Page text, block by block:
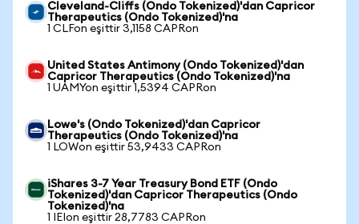
Cleveland-Cliffs (Ondo Tokenized)'dan Capricor
Therapeutics (Ondo Tokenized)'na
1 CLFon eşittir 3,1158 CAPRon
United States Antimony (Ondo Tokenized)'dan
Capricor Therapeutics (Ondo Tokenized)'na
1 UAMYon eşittir 1,5394 CAPRon
Lowe's (Ondo Tokenized)'dan Capricor
Therapeutics (Ondo Tokenized)'na
1 LOWon eşittir 53,9433 CAPRon
iShares 3-7 Year Treasury Bond ETF (Ondo
Tokenized)'dan Capricor Therapeutics (Ondo
Tokenized)'na
1 IEIon eşittir 28,7783 CAPRon